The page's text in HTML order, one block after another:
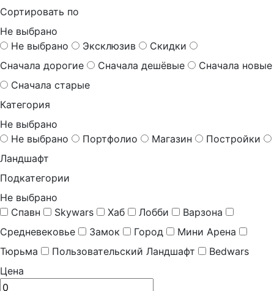
Сортировать по
Не выбрано
Не выбрано
Эксклюзив
Скидки
Сначала дорогие
Сначала дешёвые
Сначала новые
Сначала старые
Категория
Не выбрано
Не выбрано
Портфолио Магазин
Постройки
Ландшафт
Подкатегории
Не выбрано
Спавн
Skywars Хаб Лобби
Варзона
Средневековье
Замок Город
Мини Арена
Тюрьма
Пользовательский Ландшафт
Bedwars
Цена